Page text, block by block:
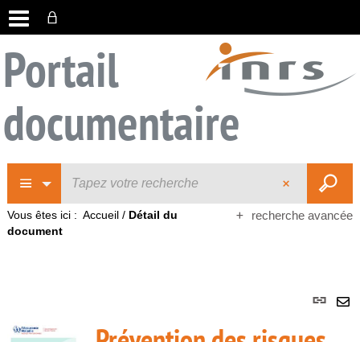
Portail
documentaire
recherche avancée
Vous êtes ici : Accueil / Détail du
document